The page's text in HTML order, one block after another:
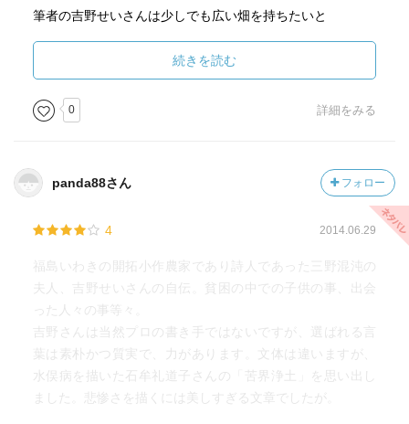
筆者の吉野せいさんは少しでも広い畑を持ちたいと
なぜなら家族が多いからです。
バンと名付けた犬、にわとりが８羽、あひるが３羽。
↓
『これらの仲間の胃袋をふさぐ責任が、ひとから言わせた
馬鹿馬鹿しいと鼻であしらわれそうなことなのに、してや
りたい
続きを読む
0 詳細をみる
panda88さん フォロー
4 2014.06.29
福島いわきの開拓小作農家であり詩人であった三野混沌の
夫人、吉野せいさんの自伝。貧困の中での子供の事、出会
った人々の事等々。
吉野さんは当然プロの書き手ではないですが、選ばれる言
葉は素朴かつ質実で、力があります。文体は違いますが、
水俣病を描いた石牟礼道子さんの「苦界浄土」を思い出し
ました。悲惨さを描くには美しすぎる文章でしたが。